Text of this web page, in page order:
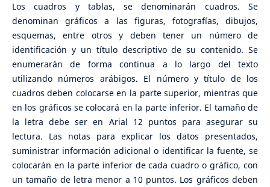
Los cuadros y tablas, se denominarán cuadros. Se
denominan gráficos a las figuras, fotografías, dibujos,
esquemas, entre otros y deben tener un número de
identificación y un título descriptivo de su contenido. Se
enumerarán de forma continua a lo largo del texto
utilizando números arábigos. El número y título de los
cuadros deben colocarse en la parte superior, mientras que
en los gráficos se colocará en la parte inferior. El tamaño de
la letra debe ser en Arial 12 puntos para asegurar su
lectura. Las notas para explicar los datos presentados,
suministrar información adicional o identificar la fuente, se
colocarán en la parte inferior de cada cuadro o gráfico, con
un tamaño de letra menor a 10 puntos. Los gráficos deben